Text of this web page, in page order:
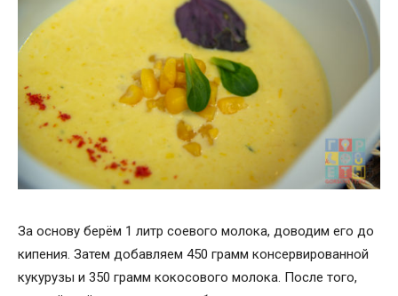
За основу берём 1 литр соевого молока, доводим его до
кипения. Затем добавляем 450 грамм консервированной
кукурузы и 350 грамм кокосового молока. После того,